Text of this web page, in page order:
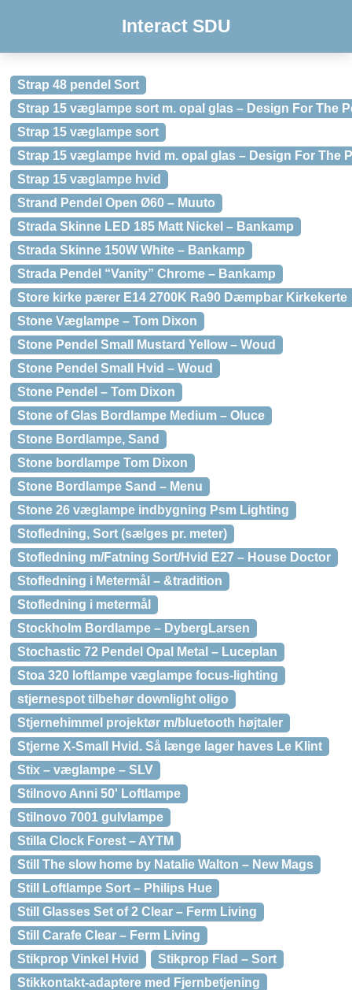
Interact SDU
Strap 48 pendel Sort
Strap 15 væglampe sort m. opal glas – Design For The
Strap 15 væglampe sort
Strap 15 væglampe hvid m. opal glas – Design For The
Strap 15 væglampe hvid
Strand Pendel Open Ø60 – Muuto
Strada Skinne LED 185 Matt Nickel – Bankamp
Strada Skinne 150W White – Bankamp
Strada Pendel “Vanity” Chrome – Bankamp
Store kirke pærer E14 2700K Ra90 Dæmpbar Kirkekerte
Stone Væglampe – Tom Dixon
Stone Pendel Small Mustard Yellow – Woud
Stone Pendel Small Hvid – Woud
Stone Pendel – Tom Dixon
Stone of Glas Bordlampe Medium – Oluce
Stone Bordlampe, Sand
Stone bordlampe Tom Dixon
Stone Bordlampe Sand – Menu
Stone 26 væglampe indbygning Psm Lighting
Stofledning, Sort (sælges pr. meter)
Stofledning m/Fatning Sort/Hvid E27 – House Doctor
Stofledning i Metermål – &tradition
Stofledning i metermål
Stockholm Bordlampe – DybergLarsen
Stochastic 72 Pendel Opal Metal – Luceplan
Stoa 320 loftlampe væglampe focus-lighting
stjernespot tilbehør downlight oligo
Stjernehimmel projektør m/bluetooth højtaler
Stjerne X-Small Hvid. Så længe lager haves Le Klint
Stix – væglampe – SLV
Stilnovo Anni 50' Loftlampe
Stilnovo 7001 gulvlampe
Stilla Clock Forest – AYTM
Still The slow home by Natalie Walton – New Mags
Still Loftlampe Sort – Philips Hue
Still Glasses Set of 2 Clear – Ferm Living
Still Carafe Clear – Ferm Living
Stikprop Vinkel Hvid
Stikprop Flad – Sort
Stikkontakt-adaptere med Fjernbetjening